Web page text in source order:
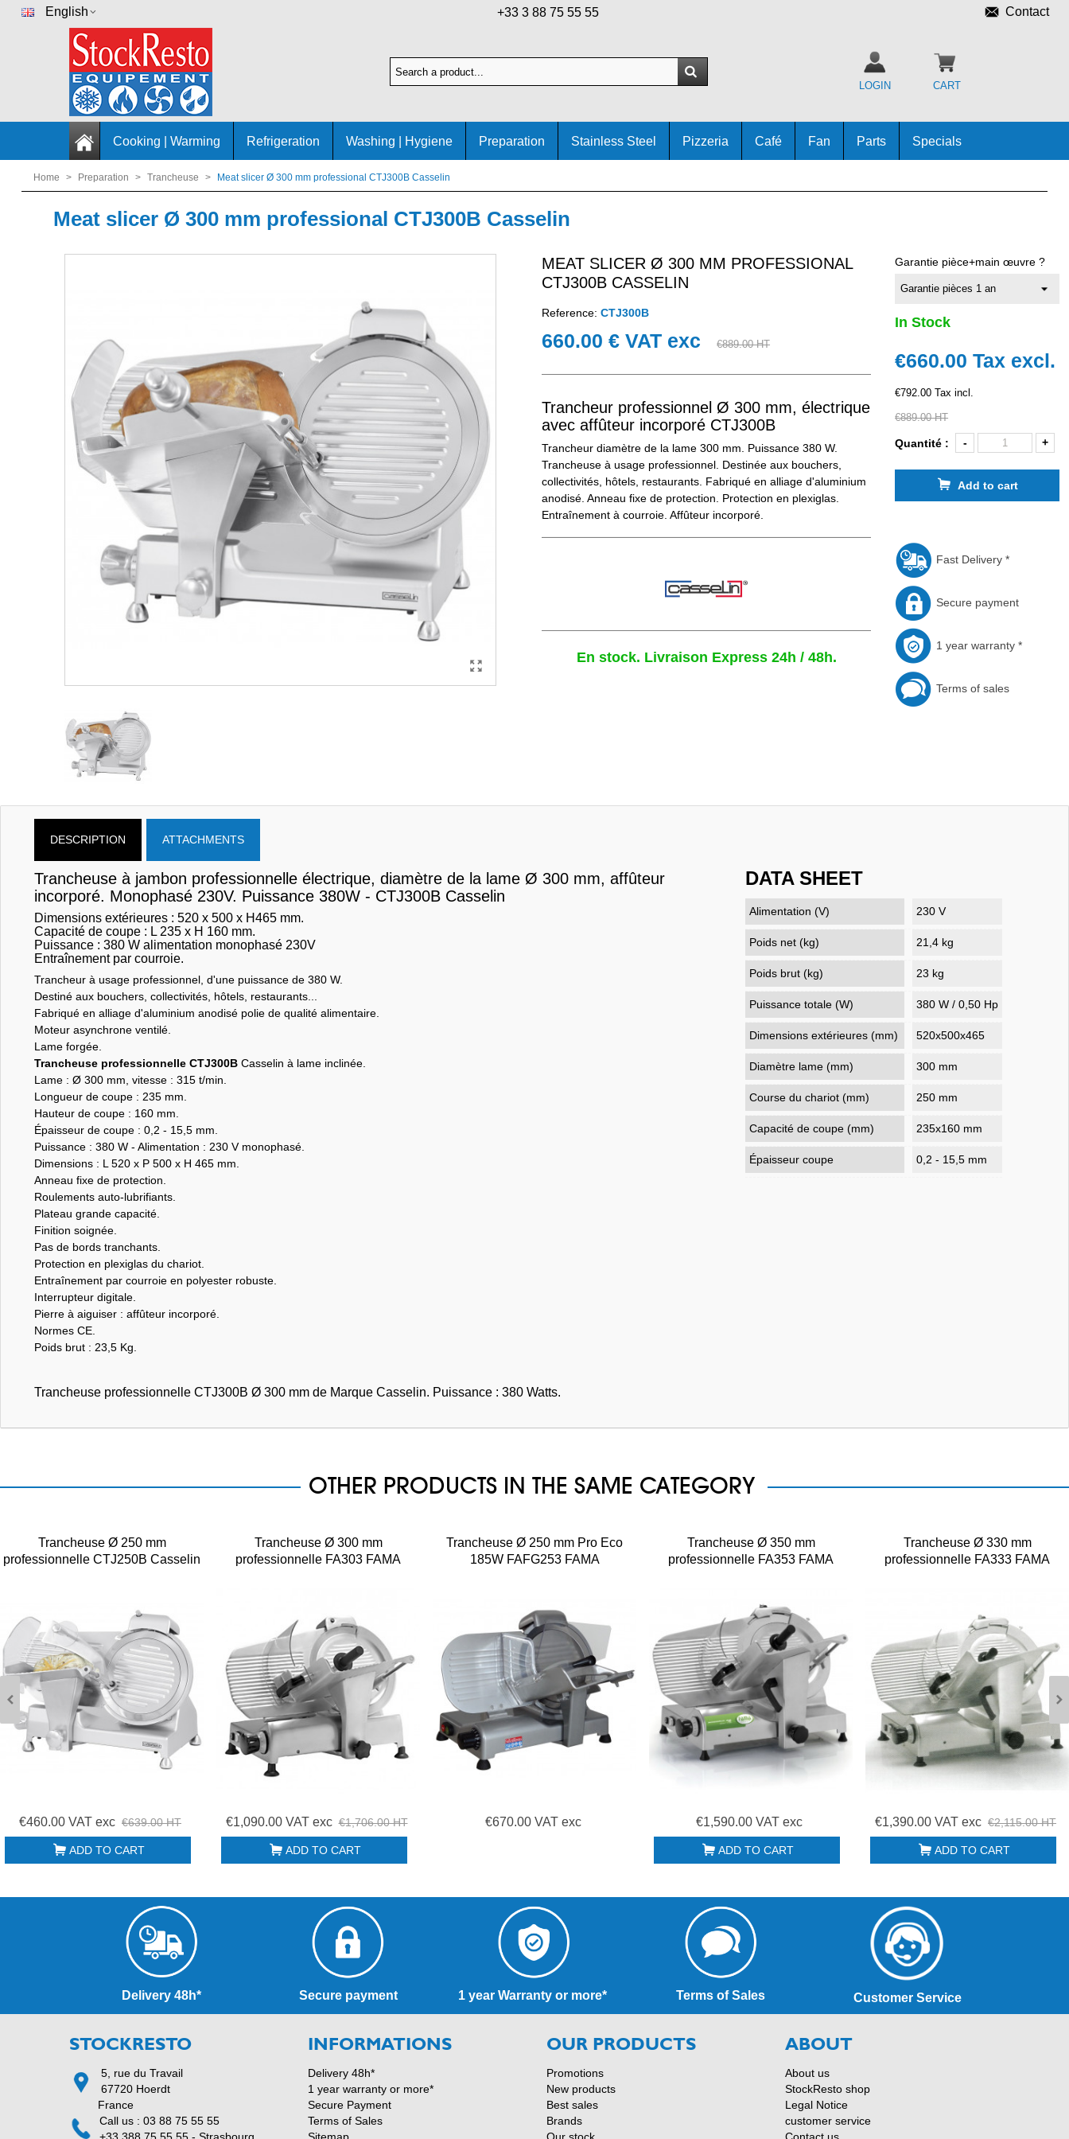
English +33 3 88 75 55 55 Contact
LOGIN CART
Cooking | Warming Refrigeration Washing | Hygiene Preparation Stainless Steel Pizzeria Café Fan Parts Specials
Home > Preparation > Trancheuse > Meat slicer Ø 300 mm professional CTJ300B Casselin
Meat slicer Ø 300 mm professional CTJ300B Casselin
MEAT SLICER Ø 300 MM PROFESSIONAL
CTJ300B CASSELIN
Reference: CTJ300B
660.00 € VAT exc €889.00 HT
Trancheur professionnel Ø 300 mm, électrique
avec affûteur incorporé CTJ300B
Trancheur diamètre de la lame 300 mm. Puissance 380 W.
Trancheuse à usage professionnel. Destinée aux bouchers,
collectivités, hôtels, restaurants. Fabriqué en alliage d'aluminium
anodisé. Anneau fixe de protection. Protection en plexiglas.
Entraînement à courroie. Affûteur incorporé.
En stock. Livraison Express 24h / 48h.
Garantie pièce+main œuvre ?
In Stock
€660.00Tax excl.
€792.00 Tax incl.
€889.00 HT
Quantité : - +
Add to cart
Fast Delivery *
Secure payment
1 year warranty *
Terms of sales
DESCRIPTION ATTACHMENTS
Trancheuse à jambon professionnelle électrique, diamètre de la lame Ø 300 mm, affûteur
incorporé. Monophasé 230V. Puissance 380W - CTJ300B Casselin
Dimensions extérieures : 520 x 500 x H465 mm.
Capacité de coupe : L 235 x H 160 mm.
Puissance : 380 W alimentation monophasé 230V
Entraînement par courroie.
Trancheur à usage professionnel, d'une puissance de 380 W.
Destiné aux bouchers, collectivités, hôtels, restaurants...
Fabriqué en alliage d'aluminium anodisé polie de qualité alimentaire.
Moteur asynchrone ventilé.
Lame forgée.
Trancheuse professionnelle CTJ300BCasselin à lame inclinée.
Lame : Ø 300 mm, vitesse : 315 t/min.
Longueur de coupe : 235 mm.
Hauteur de coupe : 160 mm.
Épaisseur de coupe : 0,2 - 15,5 mm.
Puissance : 380 W - Alimentation : 230 V monophasé.
Dimensions : L 520 x P 500 x H 465 mm.
Anneau fixe de protection.
Roulements auto-lubrifiants.
Plateau grande capacité.
Finition soignée.
Pas de bords tranchants.
Protection en plexiglas du chariot.
Entraînement par courroie en polyester robuste.
Interrupteur digitale.
Pierre à aiguiser : affûteur incorporé.
Normes CE.
Poids brut : 23,5 Kg.
Trancheuse professionnelle CTJ300B Ø 300 mm de Marque Casselin. Puissance : 380 Watts.
DATA SHEET
Alimentation (V) 230 V
Poids net (kg) 21,4 kg
Poids brut (kg) 23 kg
Puissance totale (W) 380 W / 0,50 Hp
Dimensions extérieures (mm) 520x500x465
Diamètre lame (mm) 300 mm
Course du chariot (mm) 250 mm
Capacité de coupe (mm) 235x160 mm
Épaisseur coupe 0,2 - 15,5 mm
OTHER PRODUCTS IN THE SAME CATEGORY
Trancheuse Ø 250 mm
professionnelle CTJ250B Casselin
€460.00 VAT exc €639.00 HT
ADD TO CART
Trancheuse Ø 300 mm
professionnelle FA303 FAMA
€1,090.00 VAT exc €1,706.00 HT
ADD TO CART
Trancheuse Ø 250 mm Pro Eco
185W FAFG253 FAMA
€670.00 VAT exc
Trancheuse Ø 350 mm
professionnelle FA353 FAMA
€1,590.00 VAT exc
ADD TO CART
Trancheuse Ø 330 mm
professionnelle FA333 FAMA
€1,390.00 VAT exc €2,115.00 HT
ADD TO CART
Delivery 48h* Secure payment 1 year Warranty or more* Terms of Sales Customer Service
STOCKRESTO
5, rue du Travail
67720 Hoerdt
France
Call us : 03 88 75 55 55
+33 388 75 55 55 - Strasbourg
INFORMATIONS
Delivery 48h*
1 year warranty or more*
Secure Payment
Terms of Sales
Sitemap
OUR PRODUCTS
Promotions
New products
Best sales
Brands
Our stock
ABOUT
About us
StockResto shop
Legal Notice
customer service
Contact us